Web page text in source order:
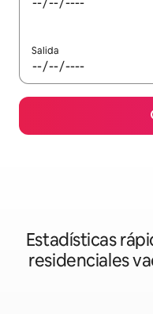
Salida
Estadísticas
residenciales